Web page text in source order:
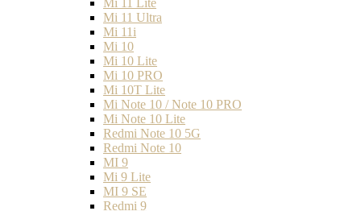
Mi 11 Lite
Mi 11 Ultra
Mi 11i
Mi 10
Mi 10 Lite
Mi 10 PRO
Mi 10T Lite
Mi Note 10 / Note 10 PRO
Mi Note 10 Lite
Redmi Note 10 5G
Redmi Note 10
MI 9
Mi 9 Lite
MI 9 SE
Redmi 9